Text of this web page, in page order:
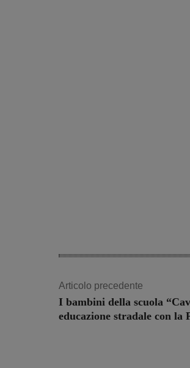
Articolo precedente
I bambini della scuola
educazione stradale con la